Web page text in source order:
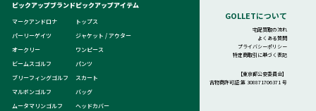
ピックアップブランド
マークアンドロナ
パーリーゲイツ
オークリー
ビームスゴルフ
ブリーフィングゴルフ
マルボンゴルフ
ムータマリンゴルフ
ピックアップアイテム
トップス
ジャケット / アウター
ワンピース
パンツ
スカート
バッグ
ヘッドカバー
GOLLETについて
宅配買取の流れ
よくある質問
プライバシーポリシー
特定商取引に基づく表記
【東京都公安委員会】
古物商許可証:第 308871706371 号